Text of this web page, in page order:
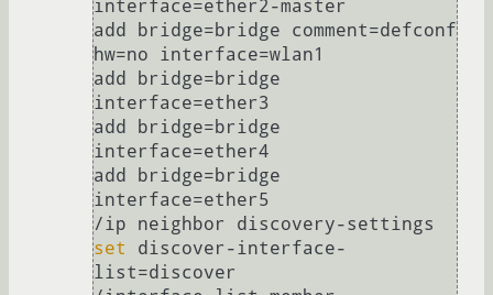
interface=ether2-master
add bridge=bridge comment=defconf
hw=no interface=wlan1
add bridge=bridge
interface=ether3
add bridge=bridge
interface=ether4
add bridge=bridge
interface=ether5
set
discover-interface-
list=discover